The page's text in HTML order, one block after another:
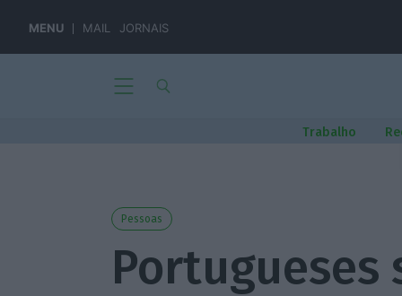
MENU MAIL JORNAIS
Trabalho
Pessoas
Portugueses